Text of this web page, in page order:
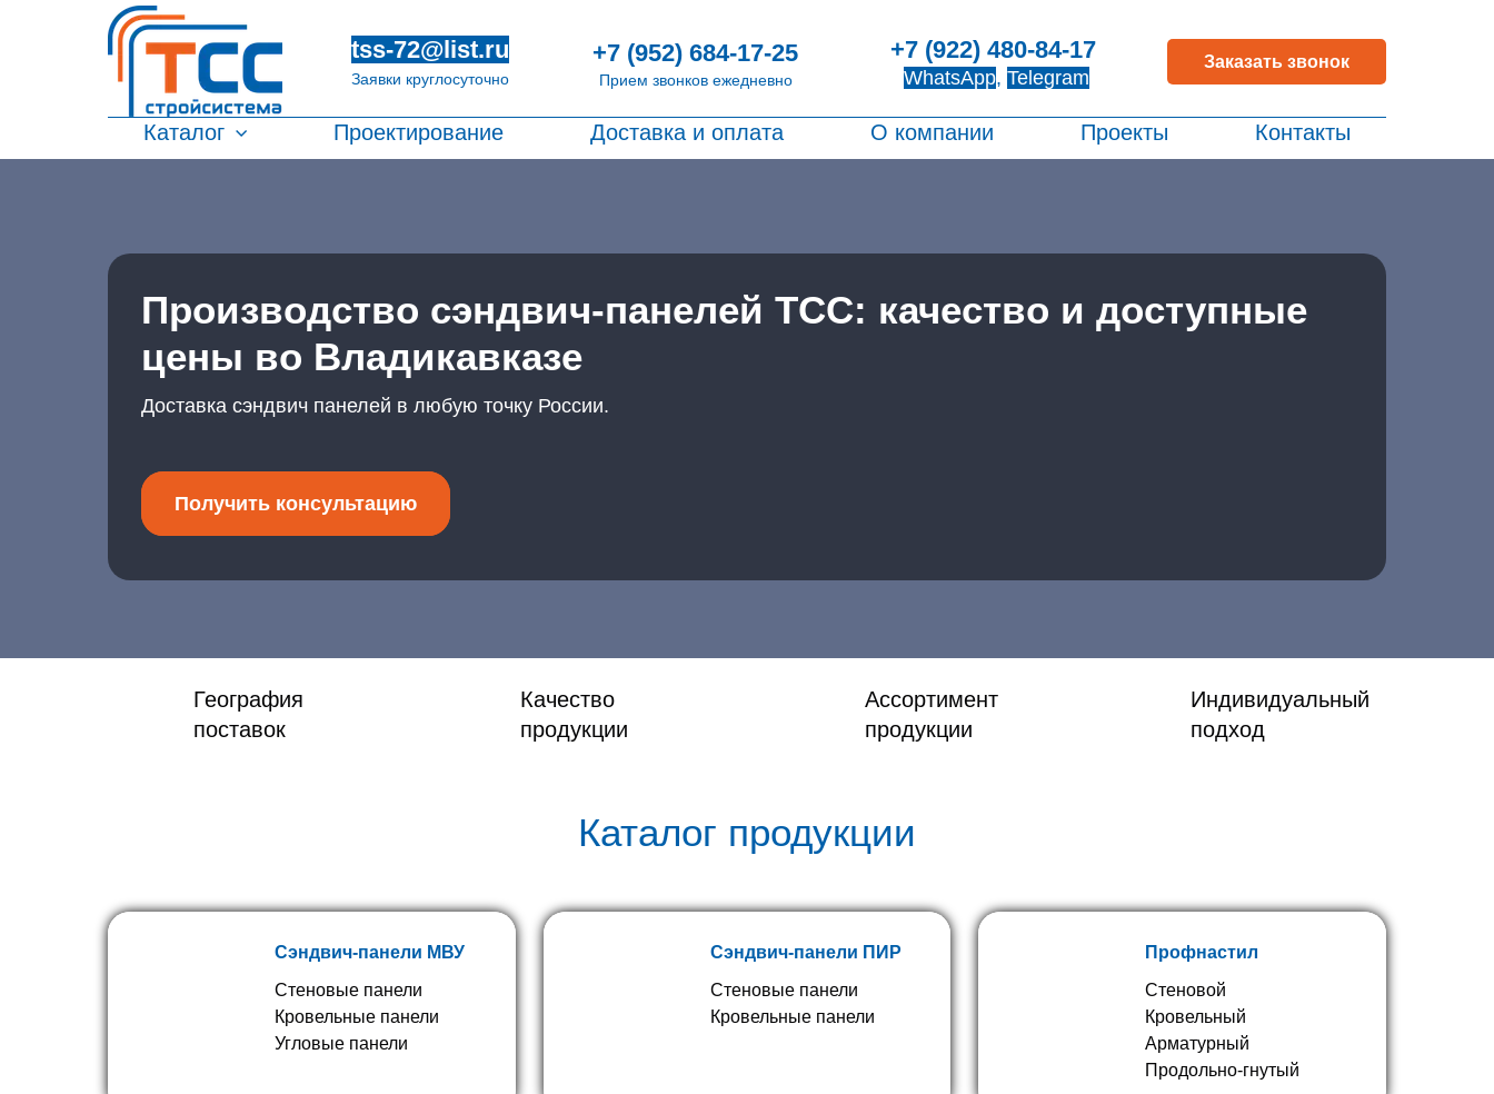
tss-72@list.ru
Заявки круглосуточно
+7 (952) 684-17-25
Прием звонков ежедневно
+7 (922) 480-84-17
WhatsApp, Telegram
Заказать звонок
Каталог Проектирование Доставка и оплата О компании Проекты Контакты
Производство сэндвич-панелей ТСС: качество и доступные
цены во Владикавказе
Доставка сэндвич панелей в любую точку России.
Получить консультацию
География
поставок
Качество
продукции
Ассортимент
продукции
Индивидуальный
подход
Каталог продукции
Сэндвич-панели МВУ
Стеновые панели
Кровельные панели
Угловые панели
Сэндвич-панели ПИР
Стеновые панели
Кровельные панели
Профнастил
Стеновой
Кровельный
Арматурный
Продольно-гнутый